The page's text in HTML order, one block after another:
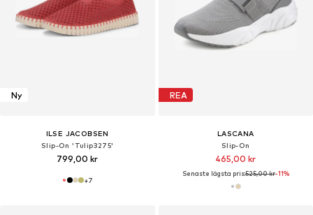
Ny
ILSE JACOBSEN
Slip-On 'Tulip3275'
799,00 kr
+7
REA
LASCANA
Slip-On
465,00 kr
Senaste lägsta pris:525,00 kr-11%